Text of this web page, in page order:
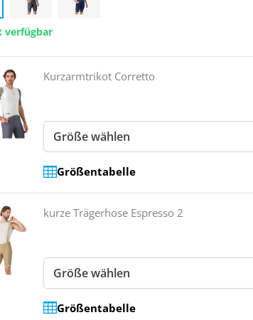
verfügbar
Kurzarmtrikot Corretto
Größentabelle
kurze Trägerhose Espresso 2
Größentabelle